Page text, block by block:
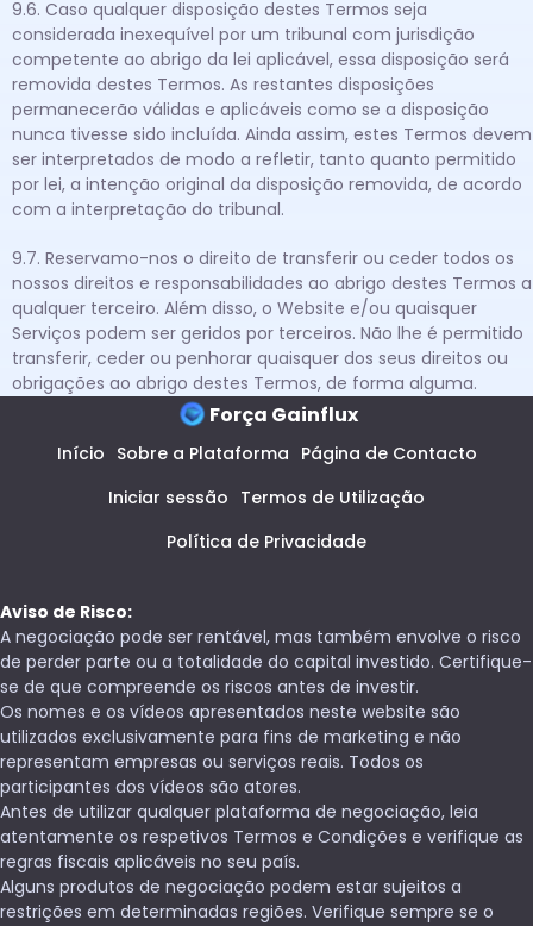
9.6. Caso qualquer disposição destes Termos seja
considerada inexequível por um tribunal com jurisdição
competente ao abrigo da lei aplicável, essa disposição será
removida destes Termos. As restantes disposições
permanecerão válidas e aplicáveis como se a disposição
nunca tivesse sido incluída. Ainda assim, estes Termos devem
ser interpretados de modo a refletir, tanto quanto permitido
por lei, a intenção original da disposição removida, de acordo
com a interpretação do tribunal.
9.7. Reservamo-nos o direito de transferir ou ceder todos os
nossos direitos e responsabilidades ao abrigo destes Termos a
qualquer terceiro. Além disso, o Website e/ou quaisquer
Serviços podem ser geridos por terceiros. Não lhe é permitido
transferir, ceder ou penhorar quaisquer dos seus direitos ou
obrigações ao abrigo destes Termos, de forma alguma.
Força Gainflux
Início Sobre a Plataforma Página de Contacto
Iniciar sessão Termos de Utilização
Política de Privacidade
Aviso de Risco:
A negociação pode ser rentável, mas também envolve o risco
de perder parte ou a totalidade do capital investido. Certifique-
se de que compreende os riscos antes de investir.
Os nomes e os vídeos apresentados neste website são
utilizados exclusivamente para fins de marketing e não
representam empresas ou serviços reais. Todos os
participantes dos vídeos são atores.
Antes de utilizar qualquer plataforma de negociação, leia
atentamente os respetivos Termos e Condições e verifique as
regras fiscais aplicáveis no seu país.
Alguns produtos de negociação podem estar sujeitos a
restrições em determinadas regiões. Verifique sempre se o